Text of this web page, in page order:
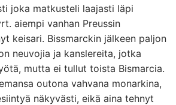
joka matkusteli laajasti läpi
aiempi vanhan Preussin
keisari. Bissmarckin jälkeen paljon
neuvojia ja kanslereita, jotka
mutta ei tullut toista Bismarcia.
outona vahvana monarkina,
näkyvästi, eikä aina tehnyt